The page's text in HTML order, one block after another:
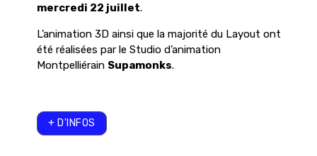
mercredi 22 juillet.
L’animation 3D ainsi que la majorité du Layout ont
été réalisées par le Studio d’animation
Montpelliérain Supamonks.
+ D'INFOS